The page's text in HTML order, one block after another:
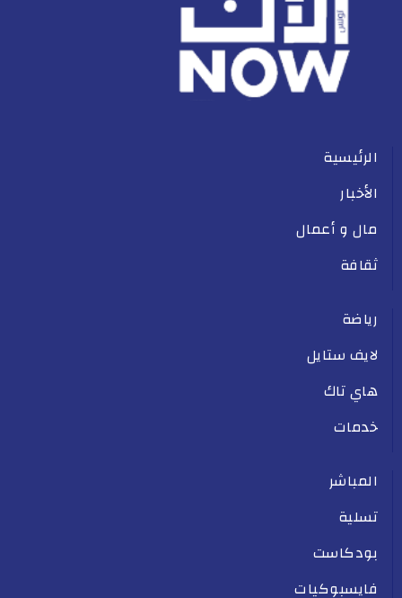
الرئيسية
الأخبار
مال و أعمال
ثقافة
رياضة
لايف ستايل
هاي تاك
خدمات
المباشر
تسلية
بودكاست
فايسبوكيات